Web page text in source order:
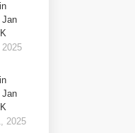
Jan
Jan
2025